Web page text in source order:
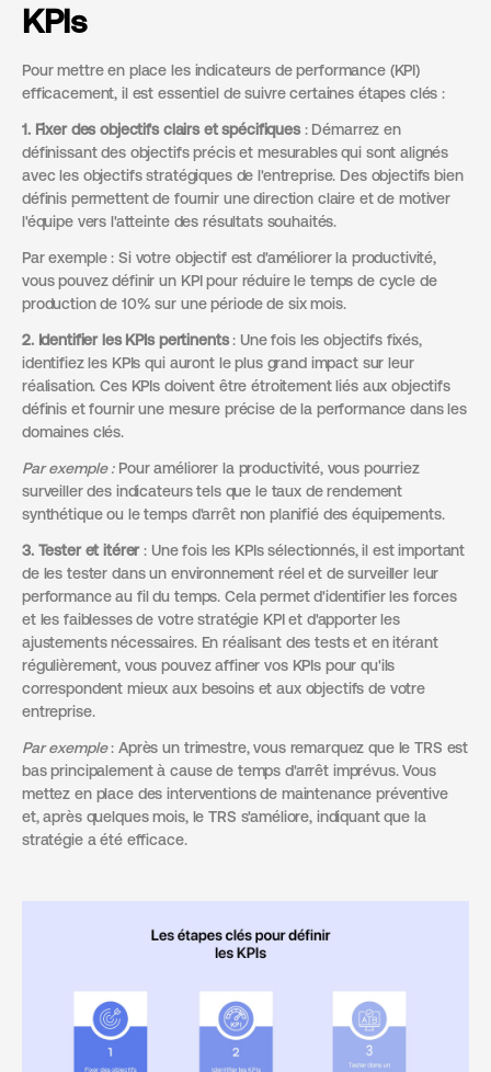
KPIs
Pour mettre en place les indicateurs de performance (KPI)
efficacement, il est essentiel de suivre certaines étapes clés :
1. Fixer des objectifs clairs et spécifiques: Démarrez en
définissant des objectifs précis et mesurables qui sont alignés
avec les objectifs stratégiques de l'entreprise. Des objectifs bien
définis permettent de fournir une direction claire et de motiver
l'équipe vers l'atteinte des résultats souhaités.
Par exemple : Si votre objectif est d'améliorer la productivité,
vous pouvez définir un KPI pour réduire le temps de cycle de
production de 10% sur une période de six mois.
2. Identifier les KPIs pertinents: Une fois les objectifs fixés,
identifiez les KPIs qui auront le plus grand impact sur leur
réalisation. Ces KPIs doivent être étroitement liés aux objectifs
définis et fournir une mesure précise de la performance dans les
domaines clés.
Par exemple :Pour améliorer la productivité, vous pourriez
surveiller des indicateurs tels que le taux de rendement
synthétique ou le temps d'arrêt non planifié des équipements.
3. Tester et itérer: Une fois les KPIs sélectionnés, il est important
de les tester dans un environnement réel et de surveiller leur
performance au fil du temps. Cela permet d'identifier les forces
et les faiblesses de votre stratégie KPI et d'apporter les
ajustements nécessaires. En réalisant des tests et en itérant
régulièrement, vous pouvez affiner vos KPIs pour qu'ils
correspondent mieux aux besoins et aux objectifs de votre
entreprise.
Par exemple: Après un trimestre, vous remarquez que le TRS est
bas principalement à cause de temps d'arrêt imprévus. Vous
mettez en place des interventions de maintenance préventive
et, après quelques mois, le TRS s'améliore, indiquant que la
stratégie a été efficace.